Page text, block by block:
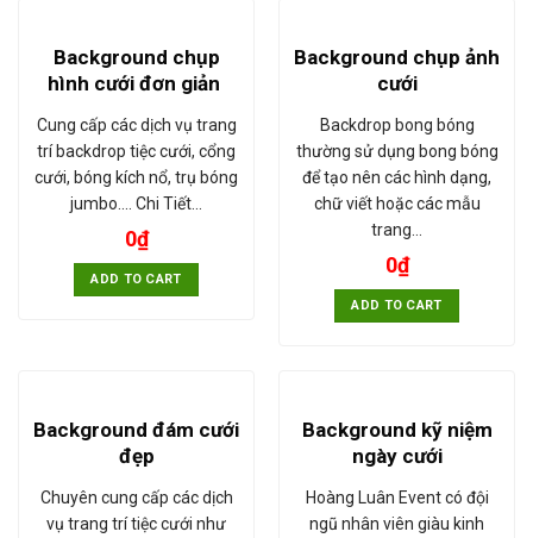
Background chụp
hình cưới đơn giản
Cung cấp các dịch vụ trang
trí backdrop tiệc cưới, cổng
cưới, bóng kích nổ, trụ bóng
jumbo.... Chi Tiết…
0₫
ADD TO CART
Background chụp ảnh
cưới
Backdrop bong bóng
thường sử dụng bong bóng
để tạo nên các hình dạng,
chữ viết hoặc các mẫu
trang…
0₫
ADD TO CART
Background đám cưới
đẹp
Chuyên cung cấp các dịch
vụ trang trí tiệc cưới như
Background kỹ niệm
ngày cưới
Hoàng Luân Event có đội
ngũ nhân viên giàu kinh